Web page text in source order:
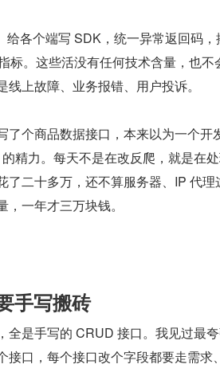
各个端写 SDK，统一异常返回码，
标。这些活没有任何技术含量，也不
上故障、业务报错、用户投诉。
了个商品数据接口，本来以为一个开
精力。每天不是在改反爬，就是在
了二十多万，还不算服务器、IP 代理
一年才三万块钱。
手写搬砖
是手写的 CRUD 接口。我见过最
接口，每个接口改个字段都要走需求